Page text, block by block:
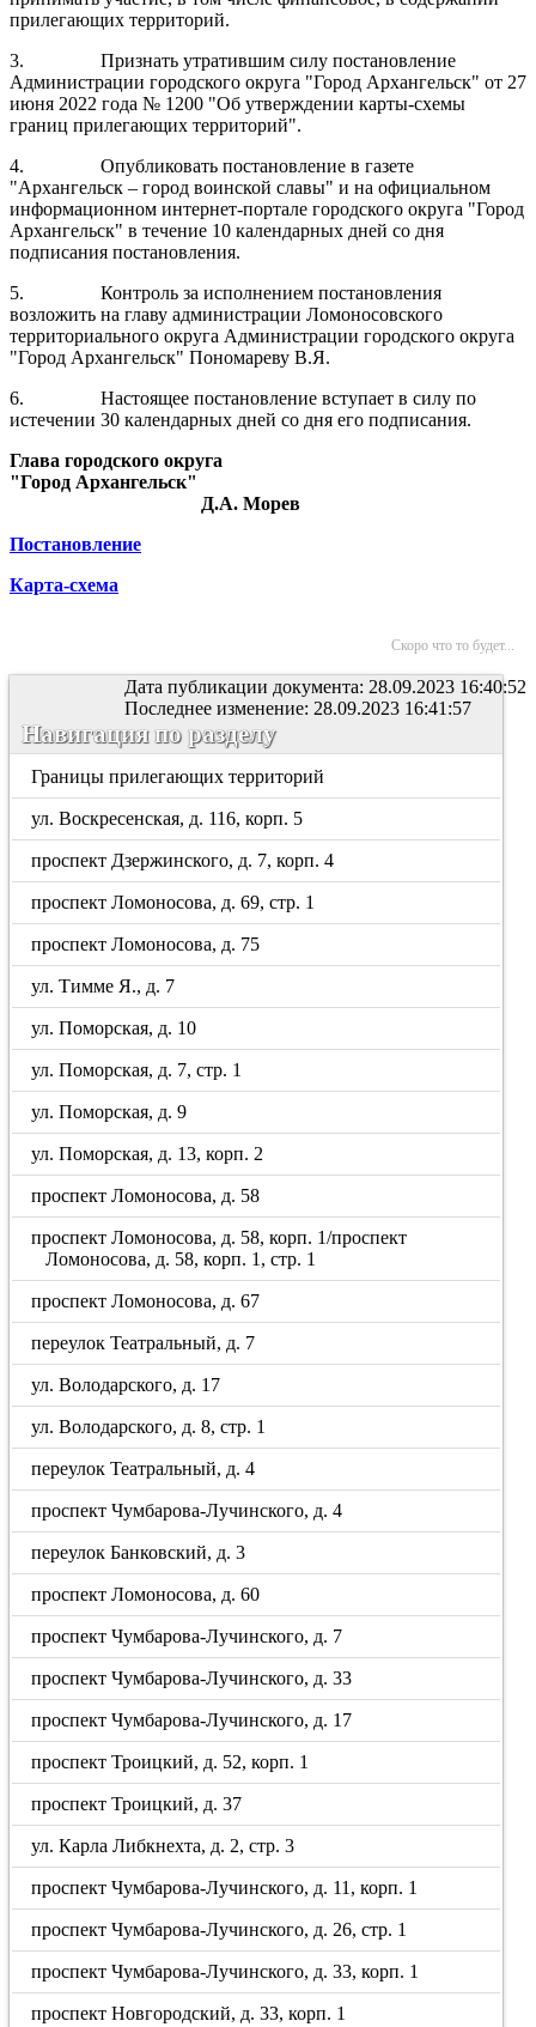
прилегающих территорий.
3.
Признать утратившим силу постановление
Администрации городского округа "Город Архангельск" от 27
июня 2022 года № 1200 "Об утверждении карты-схемы
границ прилегающих территорий".
4.
Опубликовать постановление в газете
"Архангельск – город воинской славы" и на официальном
информационном интернет-портале городского округа "Город
Архангельск" в течение 10 календарных дней со дня
подписания постановления.
5.
Контроль за исполнением постановления
возложить на главу администрации Ломоносовского
территориального округа Администрации городского округа
"Город Архангельск" Пономареву В.Я.
6.
Настоящее постановление вступает в силу по
истечении 30 календарных дней со дня его подписания.
Глава городского округа
"Город Архангельск"
Д.А. Морев
Постановление
Карта-схема
Скоро что то будет...
Дата публикации документа: 28.09.2023 16:40:52
Последнее изменение: 28.09.2023 16:41:57
Навигация по разделу
Границы прилегающих территорий
ул. Воскресенская, д. 116, корп. 5
проспект Дзержинского, д. 7, корп. 4
проспект Ломоносова, д. 69, стр. 1
проспект Ломоносова, д. 75
ул. Тимме Я., д. 7
ул. Поморская, д. 10
ул. Поморская, д. 7, стр. 1
ул. Поморская, д. 9
ул. Поморская, д. 13, корп. 2
проспект Ломоносова, д. 58
проспект Ломоносова, д. 58, корп. 1/проспект
Ломоносова, д. 58, корп. 1, стр. 1
проспект Ломоносова, д. 67
переулок Театральный, д. 7
ул. Володарского, д. 17
ул. Володарского, д. 8, стр. 1
переулок Театральный, д. 4
проспект Чумбарова-Лучинского, д. 4
переулок Банковский, д. 3
проспект Ломоносова, д. 60
проспект Чумбарова-Лучинского, д. 7
проспект Чумбарова-Лучинского, д. 33
проспект Чумбарова-Лучинского, д. 17
проспект Троицкий, д. 52, корп. 1
проспект Троицкий, д. 37
ул. Карла Либкнехта, д. 2, стр. 3
проспект Чумбарова-Лучинского, д. 11, корп. 1
проспект Чумбарова-Лучинского, д. 26, стр. 1
проспект Чумбарова-Лучинского, д. 33, корп. 1
проспект Новгородский, д. 33, корп. 1